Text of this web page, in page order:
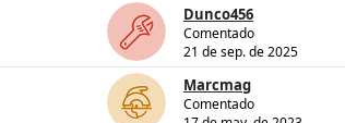
Dunco456
Comentado
21 de sep. de 2025
Marcmag
Comentado